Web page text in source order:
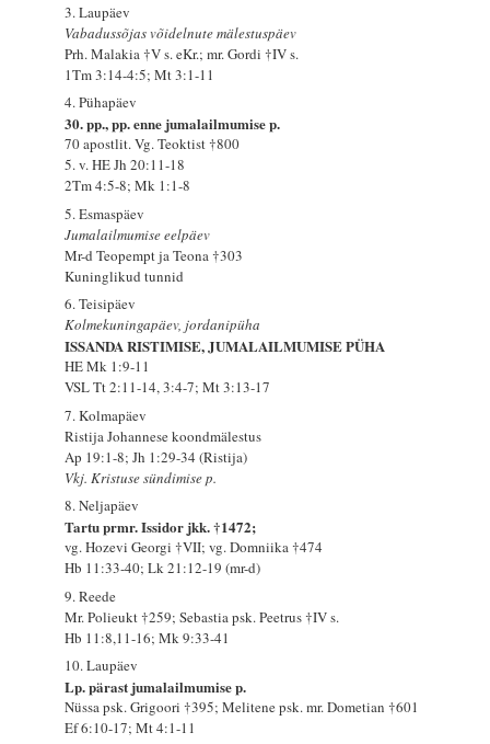
3. Laupäev
Vabadussõjas võidelnute mälestuspäev
Prh. Malakia †V s. eKr.; mr. Gordi †IV s.
1Tm 3:14-4:5; Mt 3:1-11
4. Pühapäev
30. pp., pp. enne jumalailmumise p.
70 apostlit. Vg. Teoktist †800
5. v. HE Jh 20:11-18
2Tm 4:5-8; Mk 1:1-8
5. Esmaspäev
Jumalailmumise eelpäev
Mr-d Teopempt ja Teona †303
Kuninglikud tunnid
6. Teisipäev
Kolmekuningapäev, jordanipüha
ISSANDA RISTIMISE, JUMALAILMUMISE PÜHA
HE Mk 1:9-11
VSL Tt 2:11-14, 3:4-7; Mt 3:13-17
7. Kolmapäev
Ristija Johannese koondmälestus
Ap 19:1-8; Jh 1:29-34 (Ristija)
Vkj. Kristuse sündimise p.
8. Neljapäev
Tartu prmr. Issidor jkk. †1472;
vg. Hozevi Georgi †VII; vg. Domniika †474
Hb 11:33-40; Lk 21:12-19 (mr-d)
9. Reede
Mr. Polieukt †259; Sebastia psk. Peetrus †IV s.
Hb 11:8,11-16; Mk 9:33-41
10. Laupäev
Lp. pärast jumalailmumise p.
Nüssa psk. Grigoori †395; Melitene psk. mr. Dometian †601
Ef 6:10-17; Mt 4:1-11